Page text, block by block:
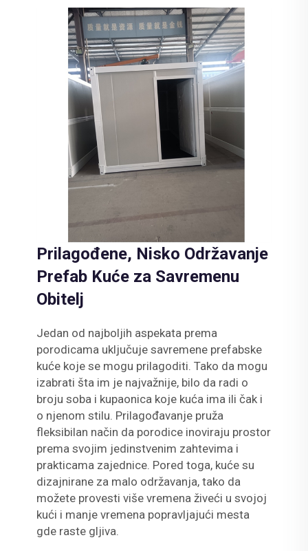
Prilagođene, Nisko Održavanje
Prefab Kuće za Savremenu
Obitelj
Jedan od najboljih aspekata prema
porodicama uključuje savremene prefabske
kuće koje se mogu prilagoditi. Tako da mogu
izabrati šta im je najvažnije, bilo da radi o
broju soba i kupaonica koje kuća ima ili čak i
o njenom stilu. Prilagođavanje pruža
fleksibilan način da porodice inoviraju prostor
prema svojim jedinstvenim zahtevima i
prakticama zajednice. Pored toga, kuće su
dizajnirane za malo održavanja, tako da
možete provesti više vremena živeći u svojoj
kući i manje vremena popravljajući mesta
gde raste gljiva.